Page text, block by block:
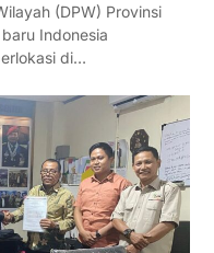
(DPW) Provinsi
Indonesia
di…